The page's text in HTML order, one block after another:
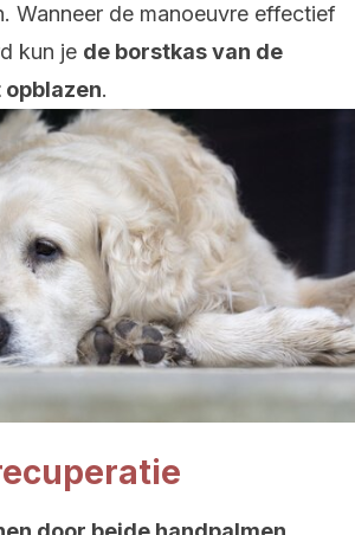
Wanneer de manoeuvre effectief
kun je de borstkas van de
.